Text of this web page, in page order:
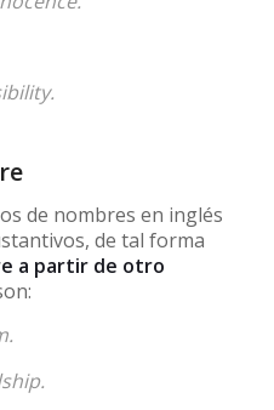
de nombres en inglés
de tal forma
a partir de otro